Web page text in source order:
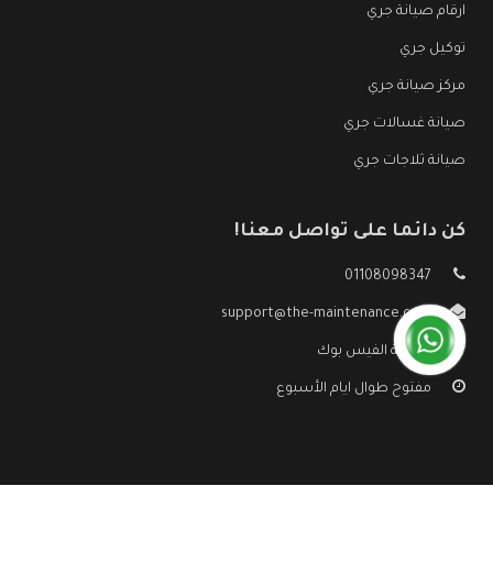
ارقام صيانة جري
توكيل جري
مركز صيانة جري
صيانة غسالات جري
صيانة ثلاجات جري
كن دائما على تواصل معنا!
01108098347
support@the-maintenance.com
صفحة الفيس بوك
مفتوح طوال ايام الأسبوع